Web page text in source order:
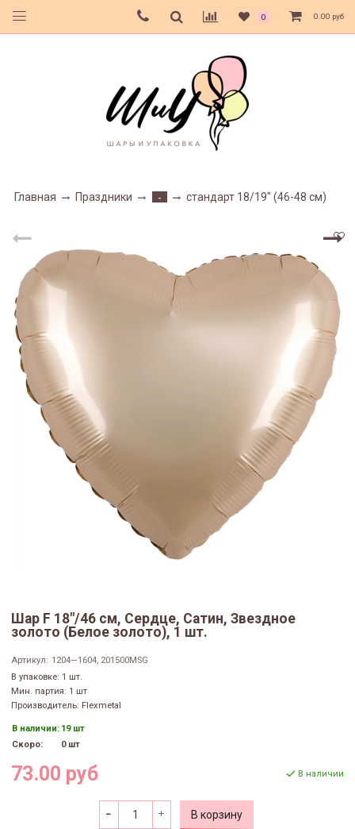
0 0.00 руб
Главная Праздники - стандарт 18/19" (46-48 см)
Шар F 18"/46 см, Сердце, Сатин, Звездное
золото (Белое золото), 1 шт.
Артикул: 1204—1604, 201500MSG
В упаковке: 1 шт.
Мин. партия: 1 шт
Производитель: Flexmetal
В наличии: 19 шт
Скоро:
0 шт
73.00 руб В наличии
В корзину